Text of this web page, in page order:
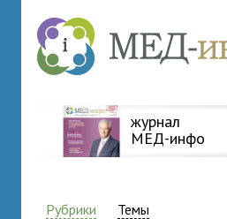
журнал
МЕД-инфо
Рубрики Темы